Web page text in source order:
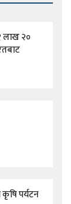
लाख २०
पर्यटन